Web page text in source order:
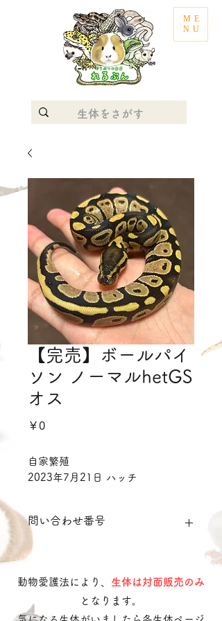
ME
NU
【完売】ボールパイ
ソン ノーマルhetGS
オス
￥0価
自家繁殖
2023年7月21日 ハッチ
問い合わせ番号
Bpnr01
動物愛護法により、 生体は対面販売のみ
となります。